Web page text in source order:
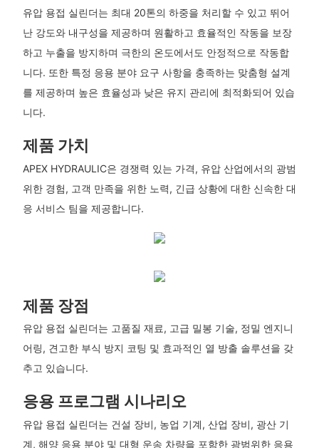
유압 용접 실린더는 최대 20톤의 하중을 처리할 수 있고 뛰어
난 강도와 내구성을 제공하며 원활하고 효율적인 작동을 보장
하고 누출을 방지하며 극한의 온도에서도 안정적으로 작동합
니다. 또한 특정 응용 분야 요구 사항을 충족하는 맞춤형 설계
를 제공하며 높은 효율성과 낮은 유지 관리에 최적화되어 있습
니다.
제품 가치
APEX HYDRAULIC은 경쟁력 있는 가격, 유압 산업에서의 광범
위한 경험, 고객 만족을 위한 노력, 긴급 상황에 대한 신속한 대
응 서비스 팀을 제공합니다.
제품 장점
유압 용접 실린더는 고품질 재료, 고급 밀봉 기술, 정밀 엔지니
어링, 견고한 부식 방지 코팅 및 효과적인 열 방출 솔루션을 갖
추고 있습니다.
응용 프로그램 시나리오
유압 용접 실린더는 건설 장비, 농업 기계, 산업 장비, 광산 기
계, 해양 응용 분야 및 대형 운송 차량을 포함한 광범위한 응용